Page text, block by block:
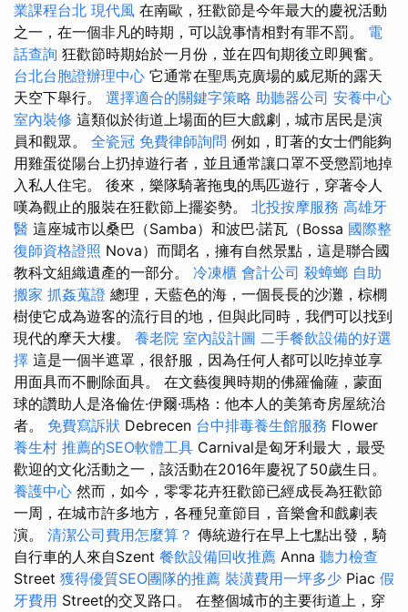
業課程台北 現代風 在南歐，狂歡節是今年最大的慶祝活動
之一，在一個非凡的時期，可以說事情相對有罪不罰。 電
話查詢 狂歡節時期始於一月份，並在四旬期後立即興奮。
台北台胞證辦理中心 它通常在聖馬克廣場的威尼斯的露天
天空下舉行。 選擇適合的關鍵字策略 助聽器公司 安養中心
室內裝修 這類似於街道上場面的巨大戲劇，城市居民是演
員和觀眾。 全瓷冠 免費律師詢問 例如，盯著的女士們能夠
用雞蛋從陽台上扔掉遊行者，並且通常讓口罩不受懲罰地掉
入私人住宅。 後來，樂隊騎著拖曳的馬匹遊行，穿著令人
嘆為觀止的服裝在狂歡節上擺姿勢。 北投按摩服務 高雄牙
醫 這座城市以桑巴（Samba）和波巴·諾瓦（Bossa 國際整
復師資格證照 Nova）而聞名，擁有自然景點，這是聯合國
教科文組織遺產的一部分。 冷凍櫃 會計公司 殺蟑螂 自助
搬家 抓姦蒐證 總理，天藍色的海，一個長長的沙灘，棕櫚
樹使它成為遊客的流行目的地，但與此同時，我們可以找到
現代的摩天大樓。 養老院 室內設計圖 二手餐飲設備的好選
擇 這是一個半遮罩，很舒服，因為任何人都可以吃掉並享
用面具而不刪除面具。 在文藝復興時期的佛羅倫薩，蒙面
球的讚助人是洛倫佐·伊爾·瑪格：他本人的美第奇房屋統治
者。 免費寫訴狀 Debrecen 台中排毒養生館服務 Flower
養生村 推薦的SEO軟體工具 Carnival是匈牙利最大，最受
歡迎的文化活動之一，該活動在2016年慶祝了50歲生日。
養護中心 然而，如今，零零花卉狂歡節已經成長為狂歡節
一周，在城市許多地方，各種兒童節目，音樂會和戲劇表
演。 清潔公司費用怎麼算？ 傳統遊行在早上七點出發，騎
自行車的人來自Szent 餐飲設備回收推薦 Anna 聽力檢查
Street 獲得優質SEO團隊的推薦 裝潢費用一坪多少 Piac 假
牙費用 Street的交叉路口。 在整個城市的主要街道上，穿